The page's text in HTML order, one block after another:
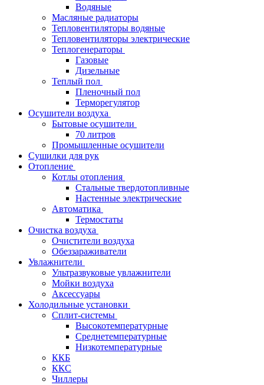
Водяные
Масляные радиаторы
Тепловентиляторы водяные
Тепловентиляторы электрические
Теплогенераторы
Газовые
Дизельные
Теплый пол
Пленочный пол
Терморегулятор
Осушители воздуха
Бытовые осушители
70 литров
Промышленные осушители
Сушилки для рук
Отопление
Котлы отопления
Стальные твердотопливные
Настенные электрические
Автоматика
Термостаты
Очистка воздуха
Очистители воздуха
Обеззараживатели
Увлажнители
Ультразвуковые увлажнители
Мойки воздуха
Аксессуары
Холодильные установки
Сплит-системы
Высокотемпературные
Среднетемпературные
Низкотемпературные
ККБ
ККС
Чиллеры